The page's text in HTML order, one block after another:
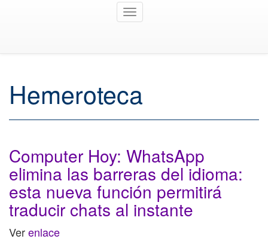
Toggle
Hemeroteca
Computer Hoy: WhatsApp
elimina las barreras del idioma:
esta nueva función permitirá
traducir chats al instante
Verenlace